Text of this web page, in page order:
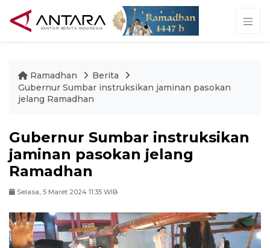
Ramadhan
Berita
Gubernur Sumbar instruksikan jaminan pasokan
jelang Ramadhan
Gubernur Sumbar instruksikan
jaminan pasokan jelang
Ramadhan
Selasa, 5 Maret 2024 11:35 WIB